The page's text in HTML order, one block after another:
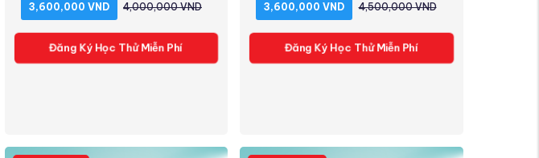
3,600,000 VND 4,000,000 VND
Đăng Ký Học Thử Miễn Phí
3,600,000 VND 4,500,000 VND
Đăng Ký Học Thử Miễn Phí